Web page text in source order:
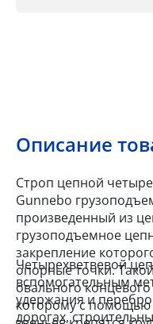
Описание
Строп цепной
Gunnebo
произведенный из
грузоподъемное
закрепление
опорные точки.
овального
которому с помощью
Четырехветвевой
вспомогательным
удержания и
дорогах,